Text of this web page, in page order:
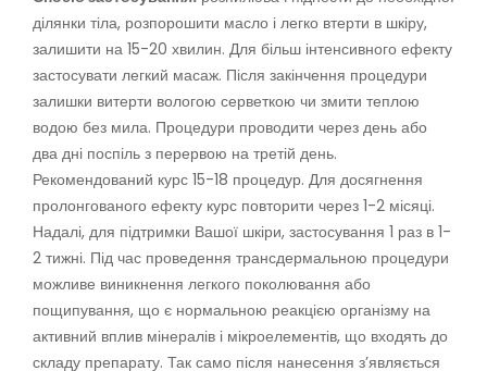
ділянки тіла, розпорошити масло і легко втерти в шкіру,
залишити на 15-20 хвилин. Для більш інтенсивного ефекту
застосувати легкий масаж. Після закінчення процедури
залишки витерти вологою серветкою чи змити теплою
водою без мила. Процедури проводити через день або
два дні поспіль з перервою на третій день.
Рекомендований курс 15-18 процедур. Для досягнення
пролонгованого ефекту курс повторити через 1-2 місяці.
Надалі, для підтримки Вашої шкіри, застосування 1 раз в 1-
2 тижні. Під час проведення трансдермальною процедури
можливе виникнення легкого поколювання або
пощипування, що є нормальною реакцією організму на
активний вплив мінералів і мікроелементів, що входять до
складу препарату. Так само після нанесення з’являється